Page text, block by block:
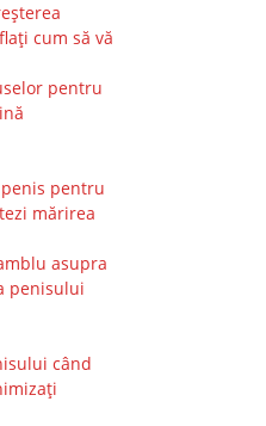
cum să vă
pentru
pentru
mărirea
asupra
penisului
când